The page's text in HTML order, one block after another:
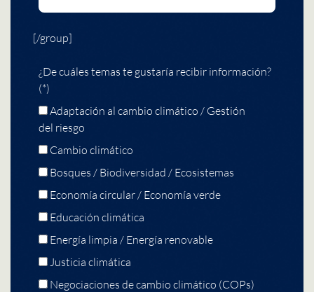
[/group]
¿De cuáles temas te gustaría recibir información?
(*)
Adaptación al cambio climático / Gestión
del riesgo
Cambio climático
Bosques / Biodiversidad / Ecosistemas
Economía circular / Economía verde
Educación climática
Energía limpia / Energía renovable
Justicia climática
Negociaciones de cambio climático (COPs)